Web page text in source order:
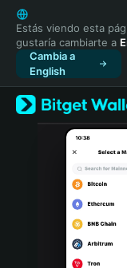
English
日本語
Tiếng Việt
Русский
Español
Türkçe
Italiano
Português (Portugal)
Bahasa Indonesia
Estás viendo esta
gustaría cambiarte a
Cambia a
English